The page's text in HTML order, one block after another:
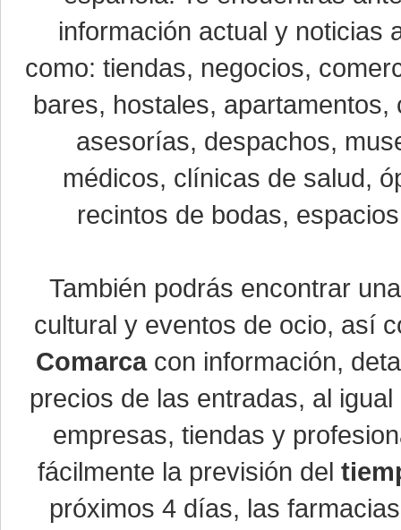
información actual y noticias
como: tiendas, negocios,
bares, hostales,
asesorías, despachos,
médicos, clínicas de salud,
recintos de bodas,
También podrás encontrar
cultural y eventos de ocio, así
Comarcacon información,
precios de las entradas, al
empresas, tiendas y
fácilmente la previsión del
próximos 4 días, las